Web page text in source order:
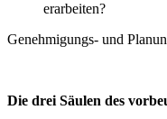
erarbeiten?
Genehmigungs- und
Die drei Säulen des